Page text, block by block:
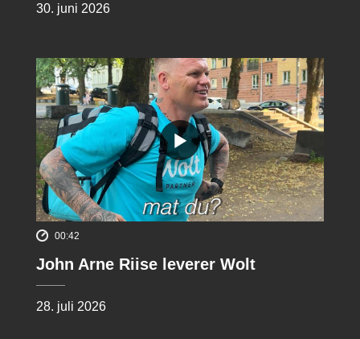
30. juni 2026
00:42
John Arne Riise leverer Wolt
28. juli 2026